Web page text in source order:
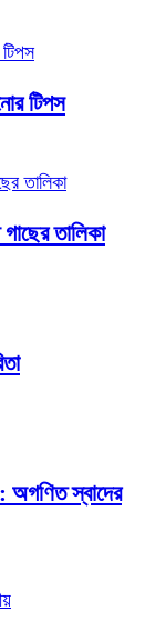
টিপস
তালিকা
অগণিত স্বাদের